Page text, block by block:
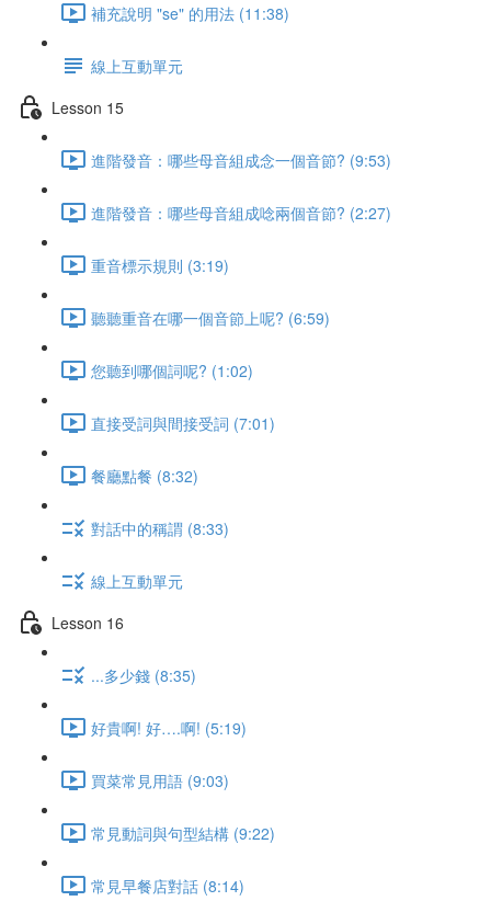
補充說明 "se" 的用法 (11:38)
線上互動單元
Lesson 15
進階發音：哪些母音組成念一個音節? (9:53)
進階發音：哪些母音組成唸兩個音節? (2:27)
重音標示規則 (3:19)
聽聽重音在哪一個音節上呢? (6:59)
您聽到哪個詞呢? (1:02)
直接受詞與間接受詞 (7:01)
餐廳點餐 (8:32)
對話中的稱謂 (8:33)
線上互動單元
Lesson 16
...多少錢 (8:35)
好貴啊! 好….啊! (5:19)
買菜常見用語 (9:03)
常見動詞與句型結構 (9:22)
常見早餐店對話 (8:14)